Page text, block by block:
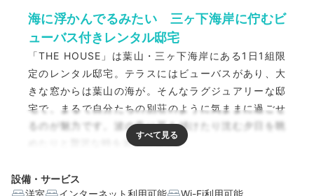
海に浮かんでるみたい 三ヶ下海岸に佇むビ
ューバス付きレンタル邸宅
「THE HOUSE」は葉山・三ヶ下海岸にある1日1組限
定のレンタル邸宅。テラスにはビューバスがあり、大
きな窓からは葉山の海が。そんなラグジュアリーな邸
宅で、まるで自分たちの別荘のように気ままに過ごせ
るのが魅力です。波の音に耳を傾けたり沈む夕日を眺
めたりと贅沢な時を過ごせますよ。
設備・サービス
洋室
インターネット利用可能 Wi-Fi利用可能